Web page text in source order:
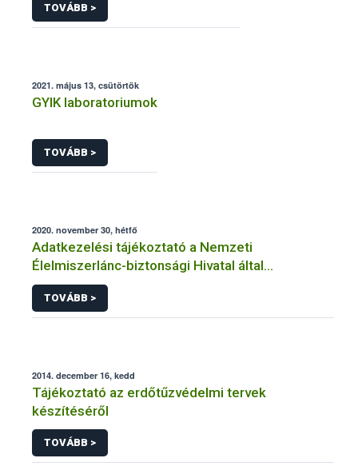
TOVÁBB >
2021. május 13, csütörtök
GYIK laboratoriumok
TOVÁBB >
2020. november 30, hétfő
Adatkezelési tájékoztató a Nemzeti
Élelmiszerlánc-biztonsági Hivatal által
üzemeltetett élelmiszerlánc-felügyeleti
információs rendszerhez (FELIR) kapcsolódó
adatkezeléséhez
TOVÁBB >
2014. december 16, kedd
Tájékoztató az erdőtűzvédelmi tervek
készítéséről
TOVÁBB >